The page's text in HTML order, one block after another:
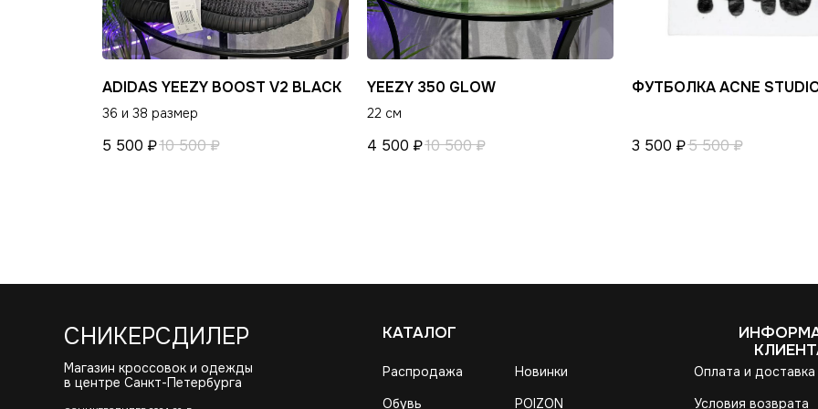
ADIDAS YEEZY BOOST V2 BLACK
36 и 38 размер
5 500 ₽10 500₽
YEEZY 350 GLOW
22 см
4 500 ₽10 500₽
ФУТБОЛКА ACNE
3 500 ₽5 500₽